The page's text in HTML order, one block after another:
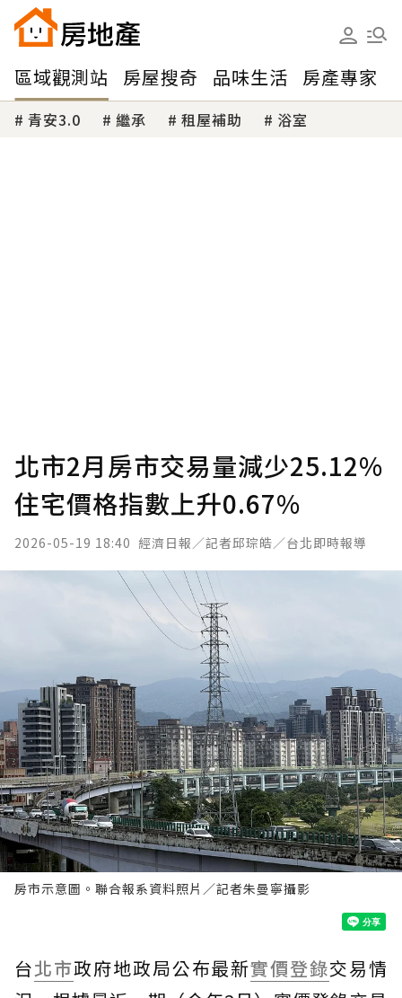
區域觀測站 房屋搜奇 品味生活 房產專家
青安3.0 繼承 租屋補助 浴室
北市2月房市交易量減少25.12%
住宅價格指數上升0.67%
2026-05-19 18:40 經濟日報／記者邱琮皓／台北即時報導
房市示意圖。聯合報系資料照片／記者朱曼寧攝影
台北市政府地政局公布最新實價登錄交易情